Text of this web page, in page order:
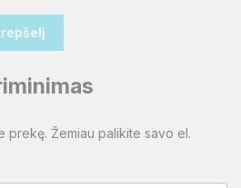
prekę. Žemiau palikite savo el.